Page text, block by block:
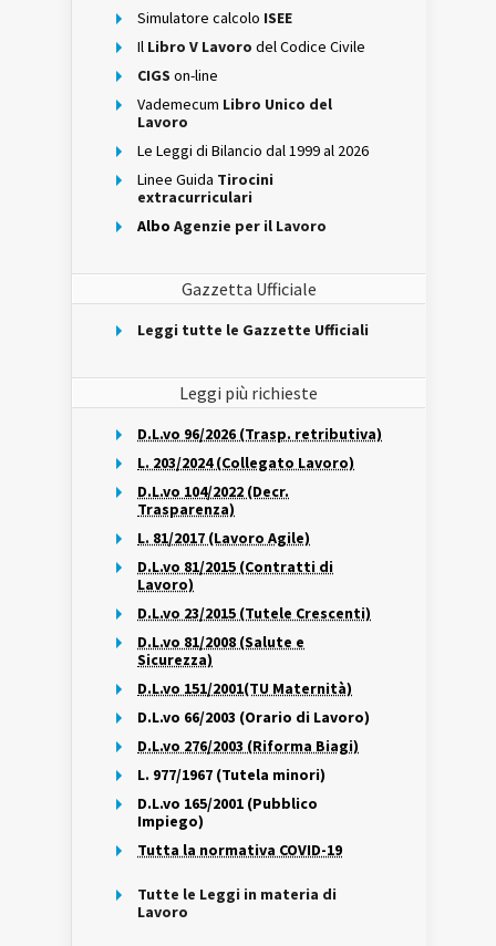
Simulatore calcolo ISEE
Il Libro V Lavoro del Codice Civile
CIGS on-line
Vademecum Libro Unico del
Lavoro
Le Leggi di Bilancio dal 1999 al 2026
Linee Guida Tirocini
extracurriculari
Albo Agenzie per il Lavoro
Gazzetta Ufficiale
Leggi tutte le Gazzette Ufficiali
Leggi più richieste
D.L.vo 96/2026 (Trasp. retributiva)
L. 203/2024 (Collegato Lavoro)
D.L.vo 104/2022 (Decr.
Trasparenza)
L. 81/2017 (Lavoro Agile)
D.L.vo 81/2015 (Contratti di
Lavoro)
D.L.vo 23/2015 (Tutele Crescenti)
D.L.vo 81/2008 (Salute e
Sicurezza)
D.L.vo 151/2001(TU Maternità)
D.L.vo 66/2003 (Orario di Lavoro)
D.L.vo 276/2003 (Riforma Biagi)
L. 977/1967 (Tutela minori)
D.L.vo 165/2001 (Pubblico
Impiego)
Tutta la normativa COVID-19
Tutte le Leggi in materia di
Lavoro